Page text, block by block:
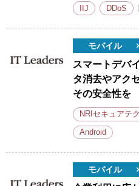
IIJ DDoS
モバイル
スマートデバ
タ消去やアク
その安全性を
NRIセキュアテ
Android
モバイル